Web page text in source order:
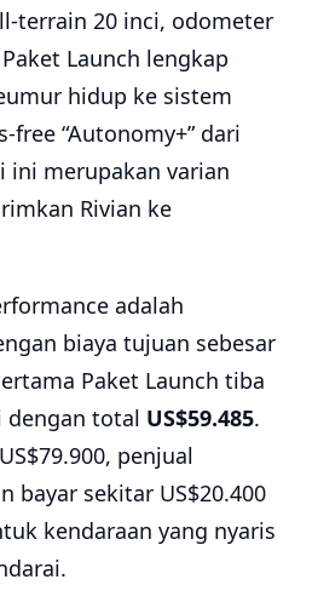
terrain 20 inci, odometer
Launch lengkap
hidup ke sistem
free “Autonomy+” dari
ini merupakan varian
Rivian ke
adalah
biaya tujuan sebesar
Paket Launch tiba
dengan total US$59.485.
penjual
bayar sekitar US$20.400
kendaraan yang nyaris